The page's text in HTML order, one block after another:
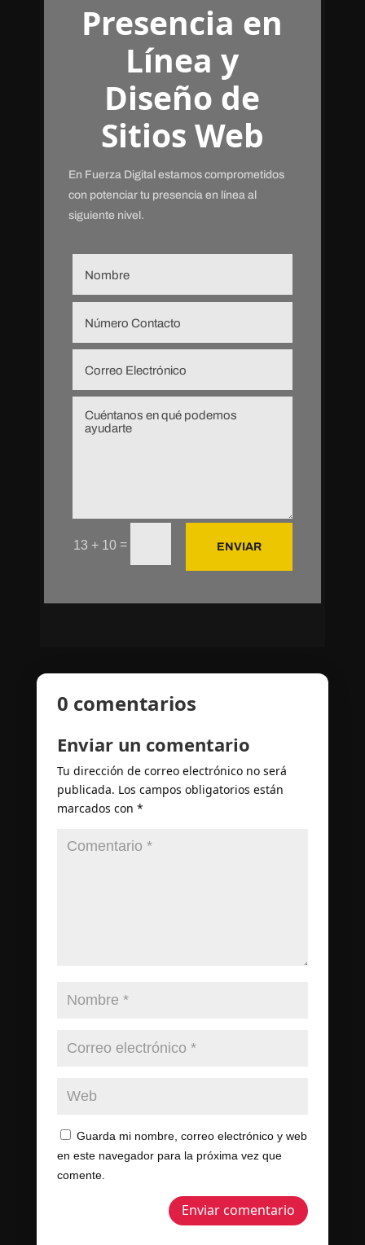
Presencia en
Línea y
Diseño de
Sitios Web
En Fuerza Digital estamos comprometidos
con potenciar tu presencia en líneaal
siguiente nivel.
13 + 10= ENVIAR
0 comentarios
Enviar un comentario
Tu dirección de correo electrónico no será
publicada. Los campos obligatorios están
marcados con *
Guarda mi nombre, correo electrónico y web
en este navegador para la próxima vez que
comente.
Enviar comentario